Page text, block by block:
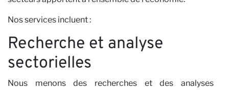
Nos services incluent :
Recherche et analyse
sectorielles
Nous menons des recherches et des analyses